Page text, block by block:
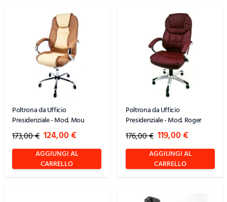
Poltrona da Ufficio
Presidenziale - Mod. Mou
173,00 € Special Price
124,00 €
AGGIUNGI AL
CARRELLO
Poltrona da Ufficio
Presidenziale - Mod. Roger
176,00 € Special Price
119,00 €
AGGIUNGI AL
CARRELLO